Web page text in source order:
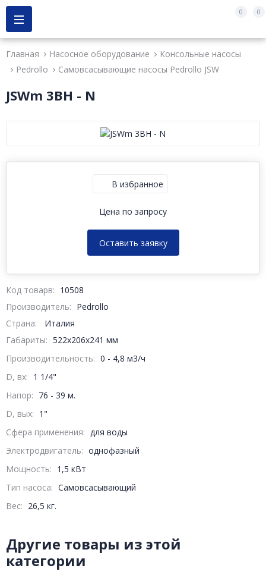
0 0
Главная Насосное оборудование
Консольные насосы
Pedrollo
Самовсасывающие насосы Pedrollo JSW
JSWm 3BH - N
Код товарв: 10508
Производитель: Pedrollo
Страна:
Италия
Габариты: 522x206x241 мм
Производительность: 0 - 4,8 м3/ч
D, вх: 1 1/4"
Напор: 76 - 39 м.
D, вых: 1"
Сфера применения: для воды
Электродвигатель: однофазный
Мощность: 1,5 кВт
Тип насоса: Самовсасывающий
Вес: 26,5 кг.
В избранное
Цена по запросу
Оставить заявку
Другие товары из этой
категории